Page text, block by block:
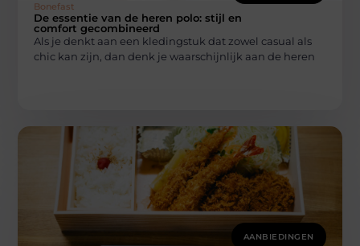
Bonefast
De essentie van de heren polo: stijl en
comfort gecombineerd
Als je denkt aan een kledingstuk dat zowel casual als
chic kan zijn, dan denk je waarschijnlijk aan de heren
AANBIEDINGEN